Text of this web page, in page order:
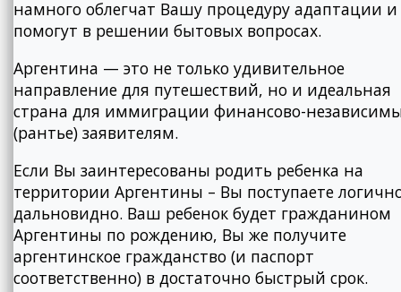
намного облегчат Вашу процедуру адаптации и
помогут в решении бытовых вопросах.
Аргентина — это не только удивительное
направление для путешествий, но и идеальная
страна для иммиграции финансово-
(рантье) заявителям.
Если Вы заинтересованы родить ребенка на
территории Аргентины – Вы поступаете
дальновидно. Ваш ребенок будет гражданином
Аргентины по рождению, Вы же получите
аргентинское гражданство (и паспорт
соответственно) в достаточно быстрый срок.